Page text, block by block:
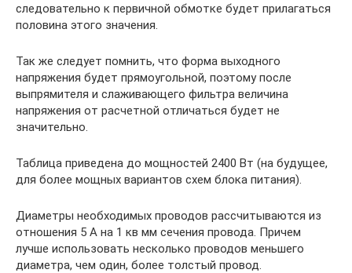
следовательно к первичной обмотке будет прилагаться
половина этого значения.
Так же следует помнить, что форма выходного
напряжения будет прямоугольной, поэтому после
выпрямителя и слаживающего фильтра величина
напряжения от расчетной отличаться будет не
значительно.
Таблица приведена до мощностей 2400 Вт (на будущее,
для более мощных вариантов схем блока питания).
Диаметры необходимых проводов рассчитываются из
отношения 5 А на 1 кв мм сечения провода. Причем
лучше использовать несколько проводов меньшего
диаметра, чем один, более толстый провод.